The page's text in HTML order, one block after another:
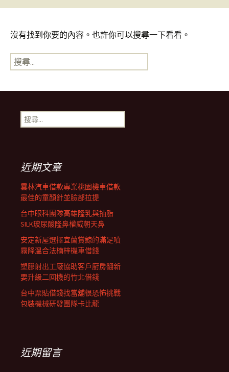
沒有找到你要的內容。也許你可以搜尋一下看看。
搜
尋
搜
尋
近期文章
雲林汽車借款專業桃園機車借款
最佳的童顏針並臉部拉提
台中眼科團隊高雄隆乳與抽脂
SILK玻尿酸隆鼻權威朝天鼻
安定新屋選擇宜蘭賞鯨的滿足噴
霧降溫合法楠梓機車借錢
塑膠射出工廠協助客戶廚房翻新
要升級二回機的竹北借錢
台中票貼借錢找當舖很恐怖挑戰
包裝機械研發團隊卡比龍
近期留言